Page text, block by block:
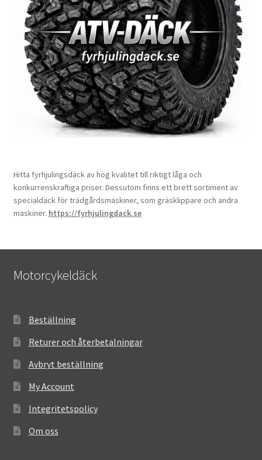
Hitta fyrhjulingsdäck av hög kvalitet till riktigt låga och
konkurrenskraftiga priser. Dessutom finns ett brett sortiment av
specialdäck för trädgårdsmaskiner, som gräsklippare och andra
maskiner. https://fyrhjulingdack.se
Motorcykeldäck
Beställning
Returer och återbetalningar
Avbryt beställning
My Account
Integritetspolicy
Om oss